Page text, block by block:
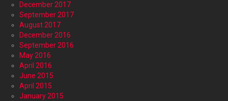
December 2017
September 2017
August 2017
December 2016
September 2016
May 2016
April 2016
June 2015
April 2015
January 2015